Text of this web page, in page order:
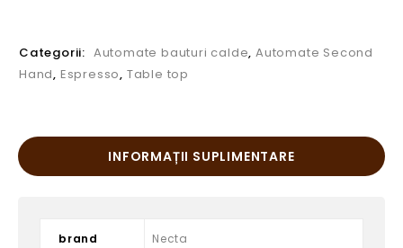
Categorii: Automate bauturi calde,Automate Second
Hand, Espresso, Table top
INFORMAȚII SUPLIMENTARE
brand Necta